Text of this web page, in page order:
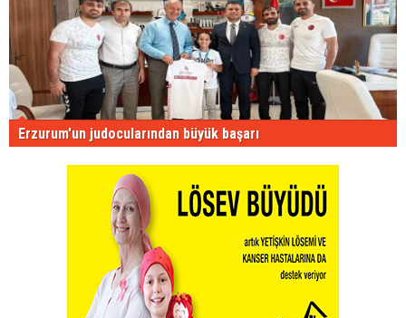
Erzurum'un judocularından büyük başarı